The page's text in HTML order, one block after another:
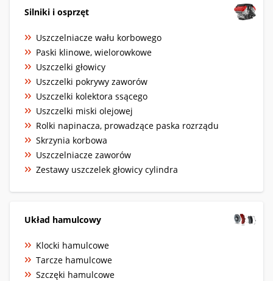
Silniki i osprzęt
Uszczelniacze wału korbowego
Paski klinowe, wielorowkowe
Uszczelki głowicy
Uszczelki pokrywy zaworów
Uszczelki kolektora ssącego
Uszczelki miski olejowej
Rolki napinacza, prowadzące paska rozrządu
Skrzynia korbowa
Uszczelniacze zaworów
Zestawy uszczelek głowicy cylindra
Układ hamulcowy
Klocki hamulcowe
Tarcze hamulcowe
Szczęki hamulcowe